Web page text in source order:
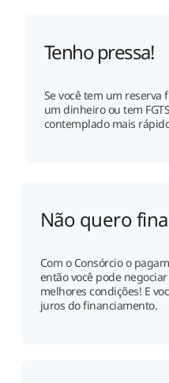
Tenho pressa!
Se você tem um reserva
um dinheiro ou tem
contemplado mais
Não quero
Com o Consórcio o
então você pode
melhores condições! E
juros do financiamento.